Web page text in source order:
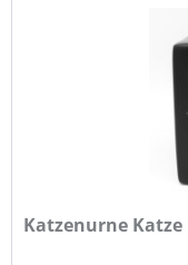
Katzenurne